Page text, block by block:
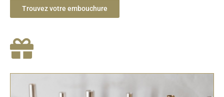
Trouvez votre embouchure